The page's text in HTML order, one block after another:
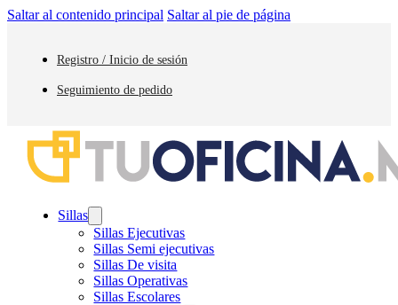
Saltar al contenido principal Saltar al pie de página
Registro / Inicio de sesión
Seguimiento de pedido
Sillas
Sillas Ejecutivas
Sillas Semi ejecutivas
Sillas De visita
Sillas Operativas
Sillas Escolares